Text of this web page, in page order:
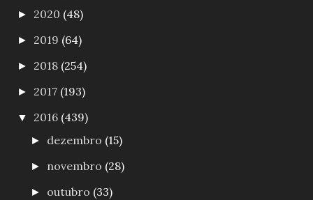
► 2020 (48)
► 2019 (64)
► 2018 (254)
► 2017 (193)
▼ 2016 (439)
► dezembro (15)
► novembro (28)
► outubro (33)